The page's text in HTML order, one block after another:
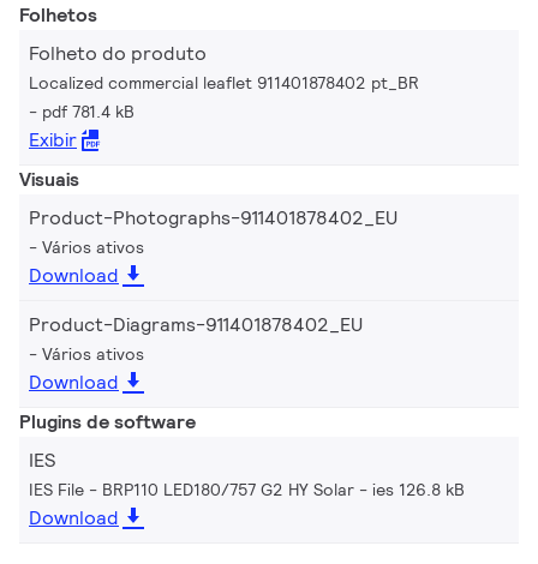
Folhetos
Folheto do produto
Localized commercial leaflet 911401878402 pt_BR
pdf 781.4 kB
Exibir
Visuais
Product-Photographs-911401878402_EU
Vários ativos
Download
Product-Diagrams-911401878402_EU
Vários ativos
Download
Plugins de software
IES
IES File - BRP110 LED180/757 G2 HY Solar ies 126.8 kB
Download